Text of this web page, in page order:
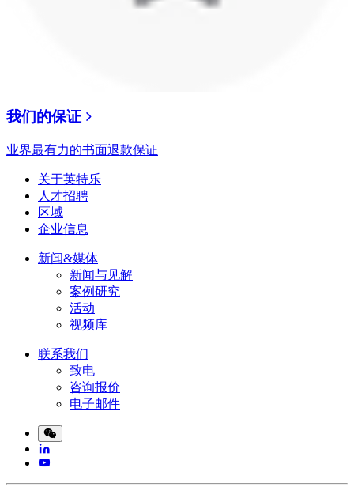
我们的保证
业界最有力的书面退款保证
关于英特乐
人才招聘
区域
企业信息
新闻&媒体
新闻与见解
案例研究
活动
视频库
联系我们
致电
咨询报价
电子邮件